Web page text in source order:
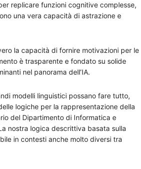
replicare funzioni cognitive complesse,
una vera capacità di astrazione e
la capacità di fornire motivazioni per le
è trasparente e fondato su solide
nel panorama dell’IA.
modelli linguistici possano fare tutto,
logiche per la rappresentazione della
del Dipartimento di Informatica e
nostra logica descrittiva basata sulla
in contesti anche molto diversi tra